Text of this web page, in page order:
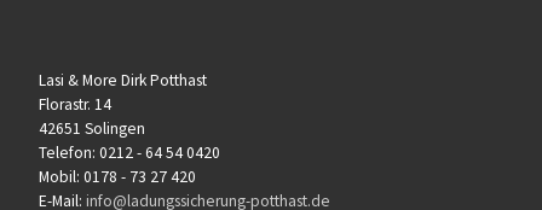
Lasi & More Dirk Potthast
Florastr. 14
42651 Solingen
Telefon: 0212 - 64 54 0420
Mobil: 0178 - 73 27 420
E-Mail: info@ladungssicherung-potthast.de